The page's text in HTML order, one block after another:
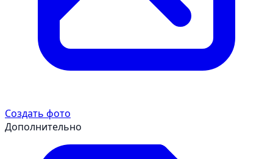
Создать фото
Дополнительно